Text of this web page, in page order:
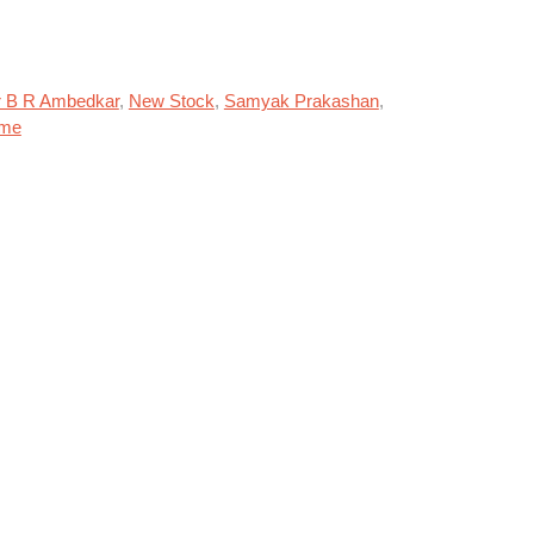
B R Ambedkar, New Stock, Samyak Prakashan,